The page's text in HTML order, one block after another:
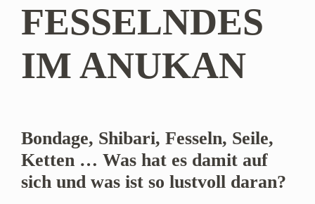
FESSELNDES
IM ANUKAN
Bondage, Shibari, Fesseln, Seile,
Ketten … Was hat es damit auf
sich und was ist so lustvoll daran?